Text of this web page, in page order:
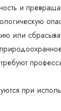
и
или
при